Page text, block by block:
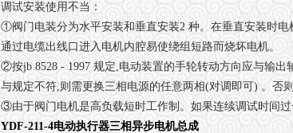
调试安装使用不当：
①阀门电装分为水平安装和垂直安装2 种。在垂直安装时
通过电缆出线口进入电机内腔易使绕组短路而烧坏电机。
②按jb 8528 - 1997 规定,电动装置的手轮转动方向应与输
与规定不符,则需更换三相电源的任意两相(对调即可) 。否
③由于阀门电机是高负载短时工作制。如果连续调试时间
YDF-211-4电动执行器三相异步电机总成